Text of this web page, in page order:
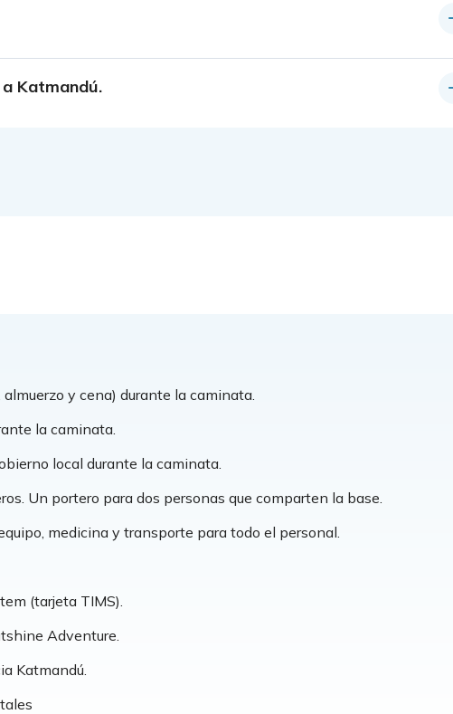
Katmandú.
y cena) durante la caminata.
la caminata.
local durante la caminata.
Un portero para dos personas que comparten la base.
medicina y transporte para todo el personal.
(tarjeta TIMS).
Adventure.
Katmandú.